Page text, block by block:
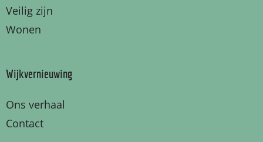
Veilig zijn
Wonen
Wijkvernieuwing
Ons verhaal
Contact